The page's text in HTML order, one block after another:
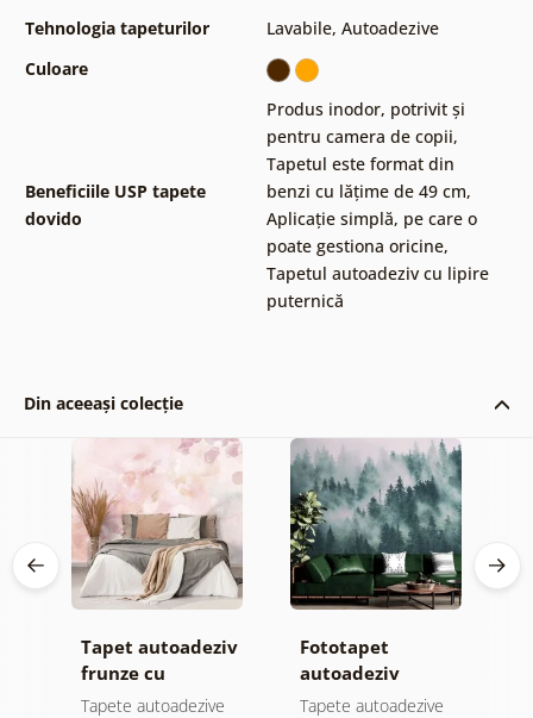
Tehnologia tapeturilor
Lavabile, Autoadezive
Culoare
Beneficiile USP tapete
dovido
Produs inodor, potrivit și
pentru camera de copii,
Tapetul este format din
benzi cu lățime de 49 cm,
Aplicație simplă, pe care o
poate gestiona oricine,
Tapetul autoadeziv cu lipire
puternică
Din aceeași colecție
Tapet autoadeziv
frunze cu
atingere
Tapete autoadezive
Fototapet
autoadeziv
pădure în ceață
Tapete autoadezive